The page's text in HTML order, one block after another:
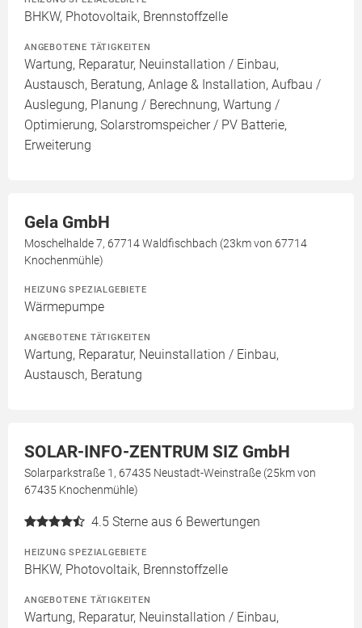
BHKW, Photovoltaik, Brennstoffzelle
ANGEBOTENE TÄTIGKEITEN
Wartung, Reparatur, Neuinstallation / Einbau,
Austausch, Beratung, Anlage & Installation, Aufbau /
Auslegung, Planung / Berechnung, Wartung /
Optimierung, Solarstromspeicher / PV Batterie,
Erweiterung
Gela GmbH
Moschelhalde 7, 67714 Waldfischbach (23km von 67714
Knochenmühle)
HEIZUNG SPEZIALGEBIETE
Wärmepumpe
ANGEBOTENE TÄTIGKEITEN
Wartung, Reparatur, Neuinstallation / Einbau,
Austausch, Beratung
SOLAR-INFO-ZENTRUM SIZ GmbH
Solarparkstraße 1, 67435 Neustadt-Weinstraße (25km von
67435 Knochenmühle)
4.5 Sterne aus 6 Bewertungen
HEIZUNG SPEZIALGEBIETE
BHKW, Photovoltaik, Brennstoffzelle
ANGEBOTENE TÄTIGKEITEN
Wartung, Reparatur, Neuinstallation / Einbau,